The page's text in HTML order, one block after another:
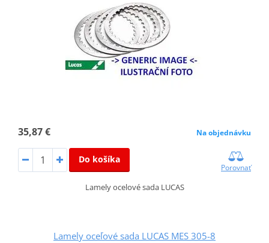
35,87 € Na objednávku
Do košíka
Porovnať
Lamely ocelové sada LUCAS
Lamely oceľové sada LUCAS MES 305-8